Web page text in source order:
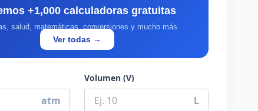
+1,000 calculadoras gratuitas
salud, matemáticas, conversiones y mucho más.
Ver todas →
atm
Volumen (V)
L